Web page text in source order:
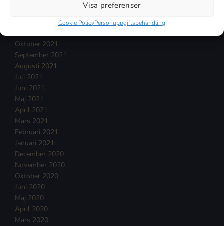
Visa preferenser
Cookie PolicyPersonuppgiftsbehandling
December 2021
Oktober 2021
September 2021
Augusti 2021
Juli 2021
Juni 2021
Maj 2021
April 2021
Mars 2021
Februari 2021
Januari 2021
December 2020
November 2020
Oktober 2020
Juni 2020
Maj 2020
April 2020
Mars 2020